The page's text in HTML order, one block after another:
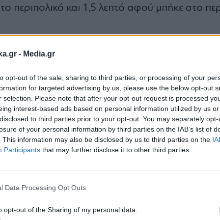
- Media.gr
opt-out of the sale, sharing to third parties, or processing of your
for targeted advertising by us, please use the below opt-out
selection. Please note that after your opt-out request is processed
interest-based ads based on personal information utilized by us
to third parties prior to your opt-out. You may separately
of your personal information by third parties on the IAB’s list of
This information may also be disclosed by us to third parties on the
Participants that may further disclose it to other third parties.
Data Processing Opt Outs
opt-out of the Sharing of my personal data.
και 1,5 λεπτό αφού μπήκε στο
σε συναδέλφους του ότι είδε ένα
άκουσε και φωνές.
έξω από το σπίτι της προέδρου (στο
newsletter